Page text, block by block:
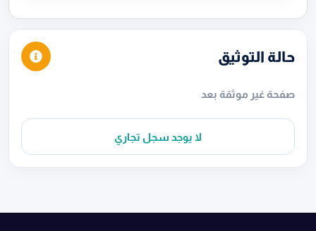
حالة التوثيق
صفحة غير موثقة بعد
لا يوجد سجل تجاري